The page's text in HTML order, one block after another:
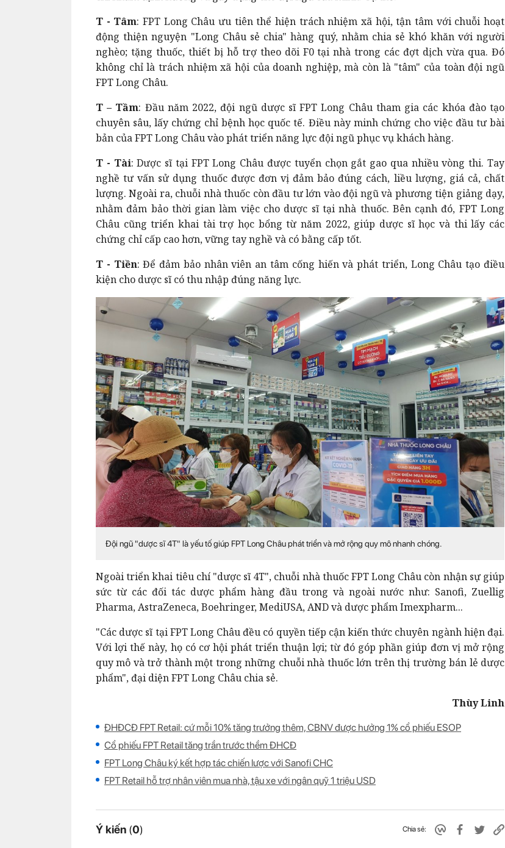
T - Tâm: FPT Long Châu ưu tiên thể hiện trách nhiệm xã hội, tận tâm với chuỗi hoạt
động thiện nguyện "Long Châu sẻ chia" hàng quý, nhằm chia sẻ khó khăn với người
nghèo; tặng thuốc, thiết bị hỗ trợ theo dõi F0 tại nhà trong các đợt dịch vừa qua. Đó
không chỉ là trách nhiệm xã hội của doanh nghiệp, mà còn là "tâm" của toàn đội ngũ
FPT Long Châu.
T – Tầm: Đầu năm 2022, đội ngũ dược sĩ FPT Long Châu tham gia các khóa đào tạo
chuyên sâu, lấy chứng chỉ bệnh học quốc tế. Điều này minh chứng cho việc đầu tư bài
bản của FPT Long Châu vào phát triển năng lực đội ngũ phục vụ khách hàng.
T - Tài: Dược sĩ tại FPT Long Châu được tuyển chọn gắt gao qua nhiều vòng thi. Tay
nghề tư vấn sử dụng thuốc được đơn vị đảm bảo đúng cách, liều lượng, giá cả, chất
lượng. Ngoài ra, chuỗi nhà thuốc còn đầu tư lớn vào đội ngũ và phương tiện giảng dạy,
nhằm đảm bảo thời gian làm việc cho dược sĩ tại nhà thuốc. Bên cạnh đó, FPT Long
Châu cũng triển khai tài trợ học bổng từ năm 2022, giúp dược sĩ học và thi lấy các
chứng chỉ cấp cao hơn, vững tay nghề và có bằng cấp tốt.
T - Tiền: Để đảm bảo nhân viên an tâm cống hiến và phát triển, Long Châu tạo điều
kiện cho dược sĩ có thu nhập đúng năng lực.
Đội ngũ "dược sĩ 4T" là yếu tố giúp FPT Long Châu phát triển và mở rộng quy mô nhanh chóng.
Ngoài triển khai tiêu chí "dược sĩ 4T", chuỗi nhà thuốc FPT Long Châu còn nhận sự giúp
sức từ các đối tác dược phẩm hàng đầu trong và ngoài nước như: Sanofi, Zuellig
Pharma, AstraZeneca, Boehringer, MediUSA, AND và dược phẩm Imexpharm...
"Các dược sĩ tại FPT Long Châu đều có quyền tiếp cận kiến thức chuyên ngành hiện đại.
Với lợi thế này, họ có cơ hội phát triển thuận lợi; từ đó góp phần giúp đơn vị mở rộng
quy mô và trở thành một trong những chuỗi nhà thuốc lớn trên thị trường bán lẻ dược
phẩm", đại diện FPT Long Châu chia sẻ.
Thùy Linh
ĐHĐCĐ FPT Retail: cứ mỗi 10% tăng trưởng thêm, CBNV được hưởng 1% cổ phiếu ESOP
Cổ phiếu FPT Retail tăng trần trước thềm ĐHCĐ
FPT Long Châu ký kết hợp tác chiến lược với Sanofi CHC
FPT Retail hỗ trợ nhân viên mua nhà, tậu xe với ngân quỹ 1 triệu USD
Ý kiến (0) Chia sẻ: